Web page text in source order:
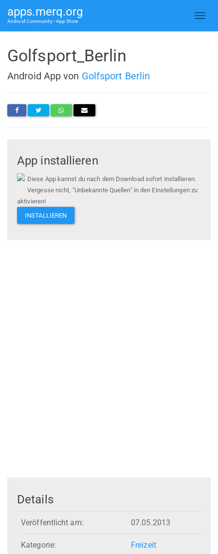
apps.merq.org
Android Community • App Store
Golfsport_Berlin
Android App von Golfsport Berlin
App installieren
Diese App kannst du nach dem Download sofort installieren.
Vergesse nicht, "Unbekannte Quellen" in den Einstellungen zu
aktivieren!
INSTALLIEREN
Details
Veröffentlicht am: 07.05.2013
Kategorie: Freizeit